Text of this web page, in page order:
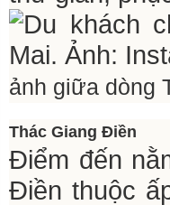
ảnh giữa dòng
Thác Giang Điền
Điểm đến
Điền thuộc